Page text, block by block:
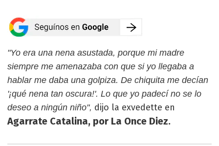
"Yo era una nena asustada, porque mi madre
siempre me amenazaba con que si yo llegaba a
hablar me daba una golpiza. De chiquita me decían
'¡qué nena tan oscura!'. Lo que yo padecí no se lo
deseo a ningún niño", dijo la exvedette en
Agarrate Catalina, por La Once Diez.